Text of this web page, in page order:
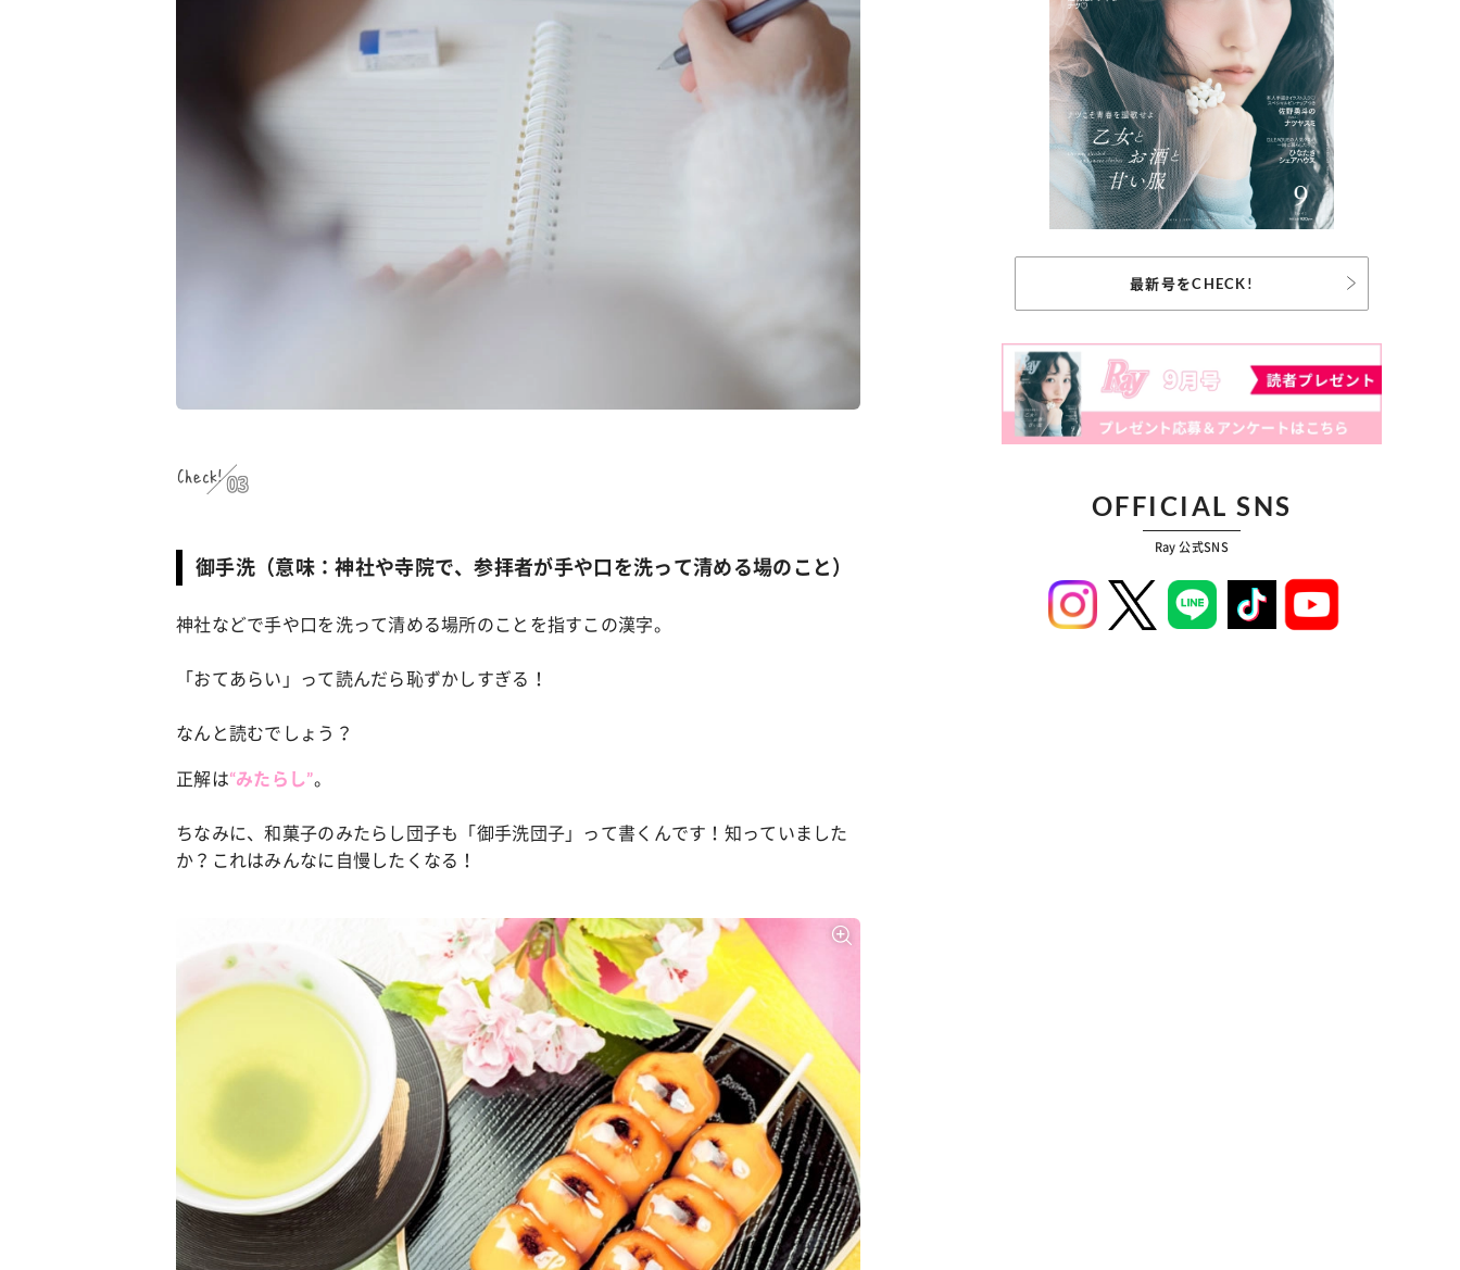
Check! 03
御手洗（意味：神社や寺院で、参拝者が手や口を洗って清める場のこと）
神社などで手や口を洗って清める場所のことを指すこの漢字。
「おてあらい」って読んだら恥ずかしすぎる！
なんと読むでしょう？
正解は“みたらし”。
ちなみに、和菓子のみたらし団子も「御手洗団子」って書くんです！知っていました
か？これはみんなに自慢したくなる！
最新号をCHECK!
OFFICIAL SNS
Ray 公式SNS